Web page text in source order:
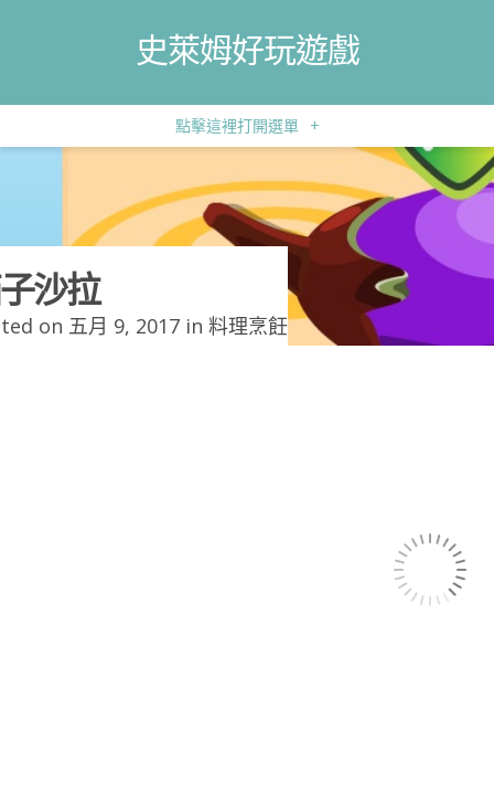
史萊姆好玩遊戲
點擊這裡打開選單 +
沙拉
on 五月 9, 2017 in 料理烹飪